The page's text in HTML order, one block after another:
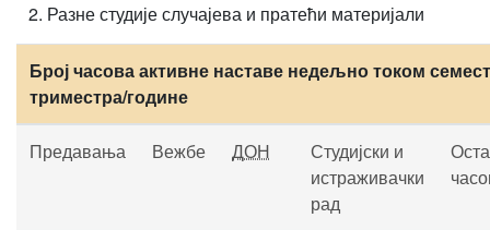
Разне студије случајева и пратећи материјали
Број часова активне наставе недељно током
триместра/године
Предавања Вежбе ДОН
Студијски и
истраживачки
рад